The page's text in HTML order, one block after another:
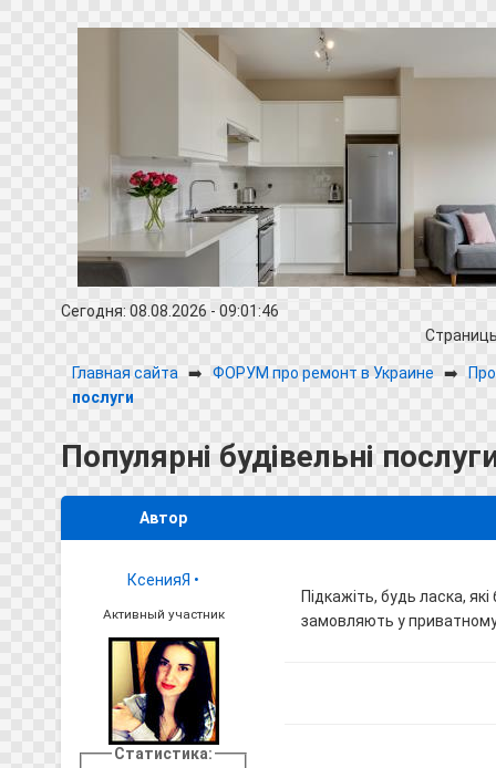
Сегодня: 08.08.2026 - 09:01:46
Главная сайта ➡️ФОРУМ про ремонт в Украине ➡️
послуги
Популярні будівельні
Автор
КсенияЯ •
Активный участник
Статистика:
Підкажіть, будь ласка,
замовляють у приватному